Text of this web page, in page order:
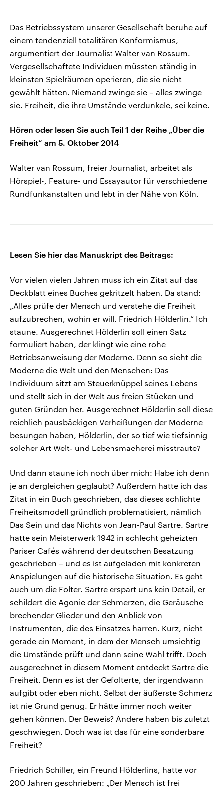
Das Betriebssystem unserer Gesellschaft beruhe auf
einem tendenziell totalitären Konformismus,
argumentiert der Journalist Walter van Rossum.
Vergesellschaftete Individuen müssten ständig in
kleinsten Spielräumen operieren, die sie nicht
gewählt hätten. Niemand zwinge sie – alles zwinge
sie. Freiheit, die ihre Umstände verdunkele, sei keine.
Hören oder lesen Sie auch Teil 1 der Reihe „Über die
Freiheit“ am 5. Oktober 2014
Walter van Rossum, freier Journalist, arbeitet als
Hörspiel-, Feature- und Essayautor für verschiedene
Rundfunkanstalten und lebt in der Nähe von Köln.
Lesen Sie hier das Manuskript des Beitrags:
Vor vielen vielen Jahren muss ich ein Zitat auf das
Deckblatt eines Buches gekritzelt haben. Da stand:
„Alles prüfe der Mensch und verstehe die Freiheit
aufzubrechen, wohin er will. Friedrich Hölderlin.“ Ich
staune. Ausgerechnet Hölderlin soll einen Satz
formuliert haben, der klingt wie eine rohe
Betriebsanweisung der Moderne. Denn so sieht die
Moderne die Welt und den Menschen: Das
Individuum sitzt am Steuerknüppel seines Lebens
und stellt sich in der Welt aus freien Stücken und
guten Gründen her. Ausgerechnet Hölderlin soll diese
reichlich pausbäckigen Verheißungen der Moderne
besungen haben, Hölderlin, der so tief wie tiefsinnig
solcher Art Welt- und Lebensmacherei misstraute?
Und dann staune ich noch über mich: Habe ich denn
je an dergleichen geglaubt? Außerdem hatte ich das
Zitat in ein Buch geschrieben, das dieses schlichte
Freiheitsmodell gründlich problematisiert, nämlich
Das Sein und das Nichts von Jean-Paul Sartre. Sartre
hatte sein Meisterwerk 1942 in schlecht geheizten
Pariser Cafés während der deutschen Besatzung
geschrieben – und es ist aufgeladen mit konkreten
Anspielungen auf die historische Situation. Es geht
auch um die Folter. Sartre erspart uns kein Detail, er
schildert die Agonie der Schmerzen, die Geräusche
brechender Glieder und den Anblick von
Instrumenten, die des Einsatzes harren. Kurz, nicht
gerade ein Moment, in dem der Mensch umsichtig
die Umstände prüft und dann seine Wahl trifft. Doch
ausgerechnet in diesem Moment entdeckt Sartre die
Freiheit. Denn es ist der Gefolterte, der irgendwann
aufgibt oder eben nicht. Selbst der äußerste Schmerz
ist nie Grund genug. Er hätte immer noch weiter
gehen können. Der Beweis? Andere haben bis zuletzt
geschwiegen. Doch was ist das für eine sonderbare
Freiheit?
Friedrich Schiller, ein Freund Hölderlins, hatte vor
200 Jahren geschrieben: „Der Mensch ist frei